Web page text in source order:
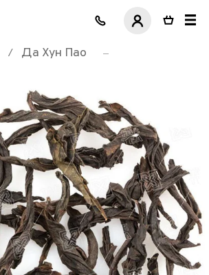
/ Да Хун Пао